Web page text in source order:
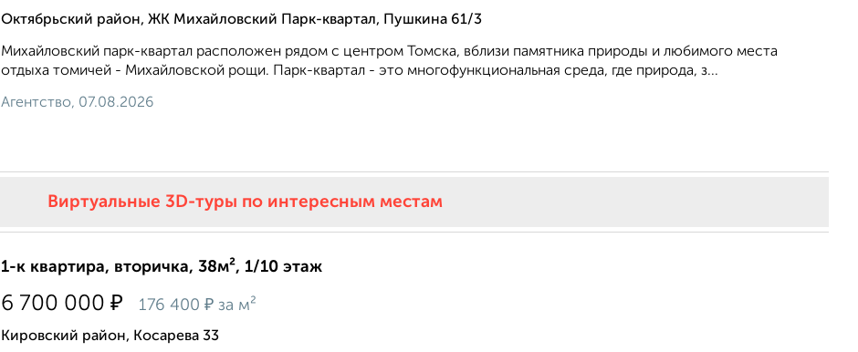
Октябрьский район, ЖК Михайловский Парк-квартал, Пушкина 61/3
Михайловский парк-квартал расположен рядом с центром Томска, вблизи памятника природы и любимого места
отдыха томичей - Михайловской рощи. Парк-квартал - это многофункциональная среда, где природа, з...
Агентство, 07.08.2026
Виртуальные 3D-туры по интересным местам
1-к квартира, вторичка, 38м², 1/10 этаж
6 700 000 ₽ 176 400 ₽ за м²
Кировский район, Косарева 33